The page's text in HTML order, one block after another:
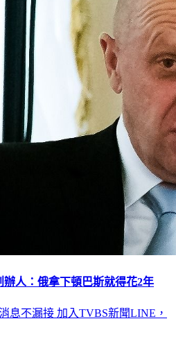
人：俄拿下頓巴斯就得花2年
息不漏接 加入TVBS新聞LINE，